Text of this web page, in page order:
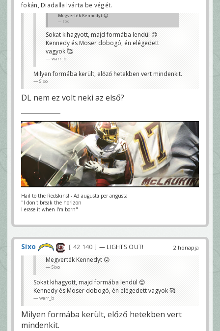
fokán, Diadallal várta be végét.
Megverték Kennedyt 😮
Sixo
Sokat kihagyott, majd formába lendül 😊
Kennedy és Moser dobogó, én elégedett
vagyok 🥰
warr_b
Milyen formába került, előző hetekben vert mindenkit.
Sixo
DL nem ez volt neki az első?
Hail to the Redskins! - Ad augusta per angusta
"I don't break the horizon
I erase it when I'm born"
2 hónapja
Sixo 42 140 — LIGHTS OUT!
Megverték Kennedyt 😮
Sixo
Sokat kihagyott, majd formába lendül 😊
Kennedy és Moser dobogó, én elégedett vagyok 🥰
warr_b
Milyen formába került, előző hetekben vert
mindenkit.